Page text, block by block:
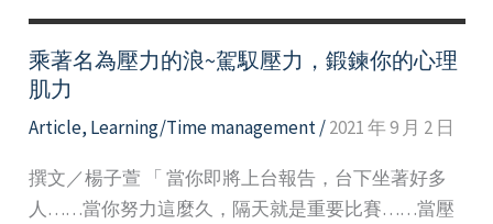
理
韌
性
乘著名為壓力的浪~駕馭壓力，鍛鍊你的心理
肌力
Article, Learning/Time management/2021 年 9 月 2 日
撰文／楊子萱 「 當你即將上台報告，台下坐著好多
人……當你努力這麼久，隔天就是重要比賽……當壓